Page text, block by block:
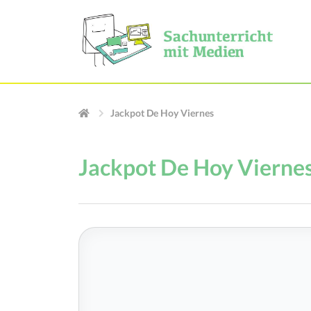
Jackpot De Hoy Viernes
Jackpot De Hoy